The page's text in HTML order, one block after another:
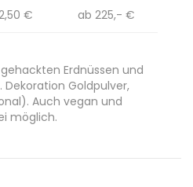
€ ab 225,- €
Erdnüssen und
Goldpulver,
Auch vegan und
möglich.